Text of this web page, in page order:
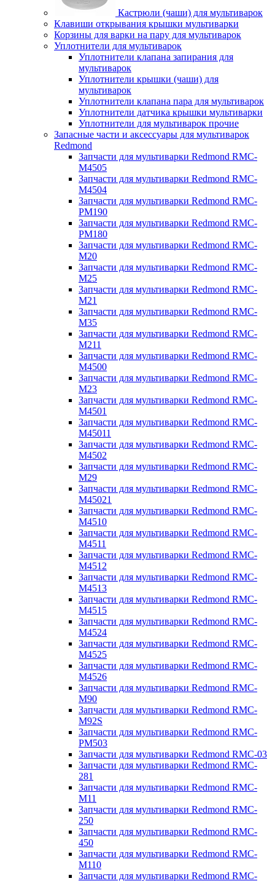
Кастрюли (чаши) для мультиварок
Клавиши открывания крышки мультиварки
Корзины для варки на пару для мультиварок
Уплотнители для мультиварок
Уплотнители клапана запирания для
мультиварок
Уплотнители крышки (чаши) для
мультиварок
Уплотнители клапана пара для мультиварок
Уплотнители датчика крышки мультиварки
Уплотнители для мультиварок прочие
Запасные части и аксессуары для мультиварок
Redmond
Запчасти для мультиварки Redmond RMC-
M4505
Запчасти для мультиварки Redmond RMC-
M4504
Запчасти для мультиварки Redmond RMC-
PM190
Запчасти для мультиварки Redmond RMC-
PM180
Запчасти для мультиварки Redmond RMC-
M20
Запчасти для мультиварки Redmond RMC-
M25
Запчасти для мультиварки Redmond RMC-
M21
Запчасти для мультиварки Redmond RMC-
M35
Запчасти для мультиварки Redmond RMC-
M211
Запчасти для мультиварки Redmond RMC-
M4500
Запчасти для мультиварки Redmond RMC-
M23
Запчасти для мультиварки Redmond RMC-
M4501
Запчасти для мультиварки Redmond RMC-
M45011
Запчасти для мультиварки Redmond RMC-
M4502
Запчасти для мультиварки Redmond RMC-
M29
Запчасти для мультиварки Redmond RMC-
M45021
Запчасти для мультиварки Redmond RMC-
M4510
Запчасти для мультиварки Redmond RMC-
M4511
Запчасти для мультиварки Redmond RMC-
M4512
Запчасти для мультиварки Redmond RMC-
M4513
Запчасти для мультиварки Redmond RMC-
M4515
Запчасти для мультиварки Redmond RMC-
M4524
Запчасти для мультиварки Redmond RMC-
M4525
Запчасти для мультиварки Redmond RMC-
M4526
Запчасти для мультиварки Redmond RMC-
M90
Запчасти для мультиварки Redmond RMC-
M92S
Запчасти для мультиварки Redmond RMC-
PM503
Запчасти для мультиварки Redmond RMC-03
Запчасти для мультиварки Redmond RMC-
281
Запчасти для мультиварки Redmond RMC-
M11
Запчасти для мультиварки Redmond RMC-
250
Запчасти для мультиварки Redmond RMC-
450
Запчасти для мультиварки Redmond RMC-
M110
Запчасти для мультиварки Redmond RMC-